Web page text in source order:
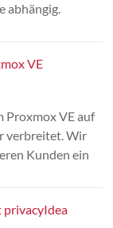
abhängig.
VE
Proxmox VE auf
verbreitet. Wir
Kunden ein